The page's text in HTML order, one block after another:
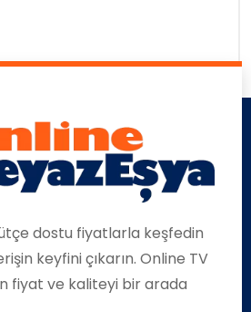
dostu fiyatlarla keşfedin
keyfini çıkarın. Online TV
fiyat ve kaliteyi bir arada